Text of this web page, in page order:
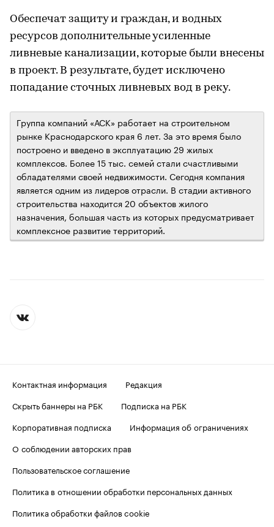
Обеспечат защиту и граждан, и водных
ресурсов дополнительные усиленные
ливневые канализации, которые были внесены
в проект. В результате, будет исключено
попадание сточных ливневых вод в реку.
Группа компаний «АСК» работает на строительном
рынке Краснодарского края 6 лет. За это время было
построено и введено в эксплуатацию 29 жилых
комплексов. Более 15 тыс. семей стали счастливыми
обладателями своей недвижимости. Сегодня компания
является одним из лидеров отрасли. В стадии активного
строительства находится 20 объектов жилого
назначения, большая часть из которых предусматривает
комплексное развитие территорий.
Контактная информация
Редакция
Скрыть баннеры на РБК
Подписка на РБК
Корпоративная подписка
Информация об ограничениях
О соблюдении авторских прав
Пользовательское соглашение
Политика в отношении обработки персональных данных
Политика обработки файлов cookie